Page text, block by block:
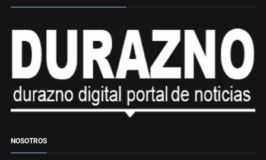
NOSOTROS